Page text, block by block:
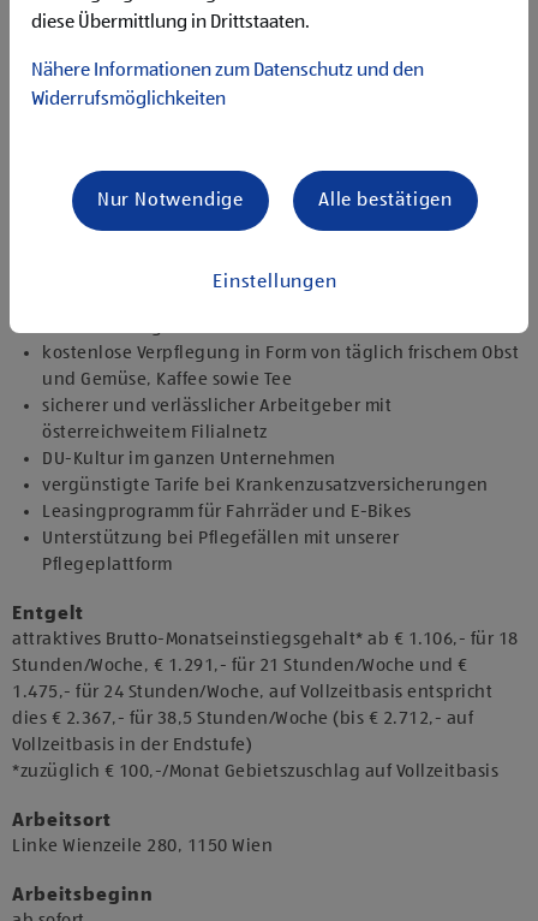
zuverlässige und organisierte Arbeitsweise zur
Angebote, die mich überzeugen
vielseitiges Tätigkeitsfeld
umfangreiche Einarbeitung und individuelles
Onboarding
kostenlose Verpflegung in Form von täglich frischem Obst
und Gemüse, Kaffee sowie Tee
sicherer und verlässlicher Arbeitgeber mit
österreichweitem Filialnetz
DU-Kultur im ganzen Unternehmen
vergünstigte Tarife bei Krankenzusatzversicherungen
Leasingprogramm für Fahrräder und E-Bikes
Unterstützung bei Pflegefällen mit unserer
Pflegeplattform
Entgelt
attraktives Brutto-Monatseinstiegsgehalt* ab € 1.106,- für 18
Stunden/Woche, € 1.291,- für 21 Stunden/Woche und €
1.475,- für 24 Stunden/Woche, auf Vollzeitbasis entspricht
dies € 2.367,- für 38,5 Stunden/Woche (bis € 2.712,- auf
Vollzeitbasis in der Endstufe)
*zuzüglich € 100,-/Monat Gebietszuschlag auf Vollzeitbasis
Arbeitsort
​Linke Wienzeile 280, 1150 Wien​
Arbeitsbeginn
diese Übermittlung in Drittstaaten.
Nähere Informationen zum Datenschutz und den
Widerrufsmöglichkeiten
Einstellungen
Nur Notwendige Alle bestätigen